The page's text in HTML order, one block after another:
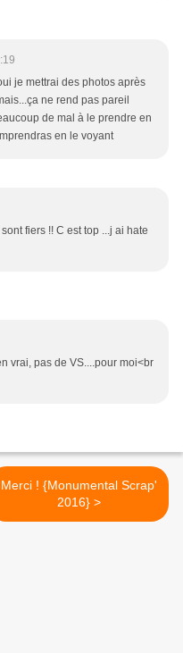
je mettrai des photos après
ne rend pas pareil
de mal à le prendre en
en le voyant
fiers !! C est top ...j ai hate
vrai, pas de VS....pour moi<br
Merci ! {Monumental Scrap'
2016} >